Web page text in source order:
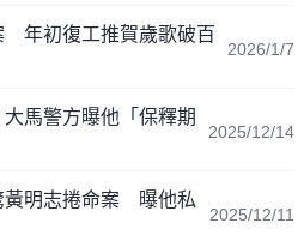
年初復工推賀歲歌破百
2026/1/7
馬警方曝他「保釋期
2025/12/14
黃明志捲命案 曝他私
2025/12/11